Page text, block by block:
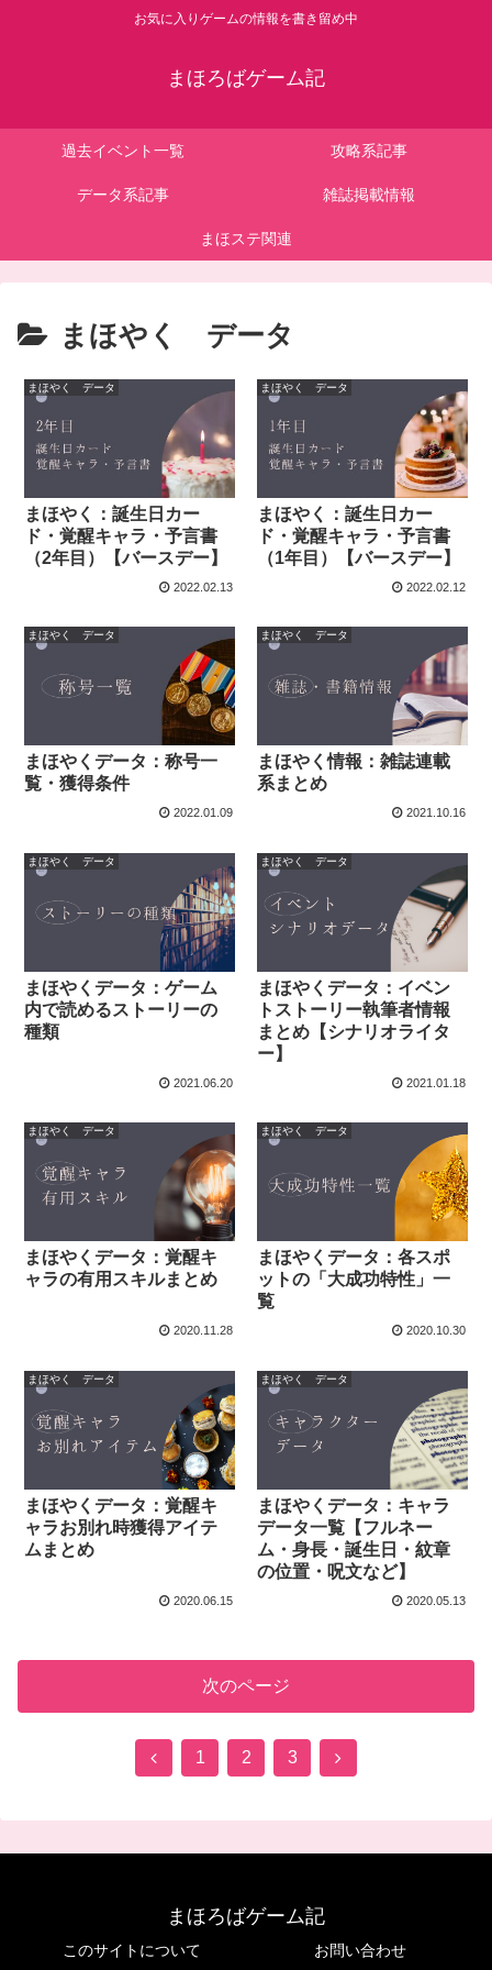
お気に入りゲームの情報を書き留め中
まほろばゲーム記
過去イベント一覧 攻略系記事
データ系記事 雑誌掲載情報
まほステ関連
まほやく データ
まほやく データ
まほやく：誕生日カー
ド・覚醒キャラ・予言書
（2年目）【バースデー】
2022.02.13
まほやく データ
まほやく：誕生日カー
ド・覚醒キャラ・予言書
（1年目）【バースデー】
2022.02.12
まほやく データ
まほやくデータ：称号一
覧・獲得条件
2022.01.09
まほやく データ
まほやく情報：雑誌連載
系まとめ
2021.10.16
まほやく データ
まほやくデータ：ゲーム
内で読めるストーリーの
種類
2021.06.20
まほやく データ
まほやくデータ：イベン
トストーリー執筆者情報
まとめ【シナリオライタ
ー】
2021.01.18
まほやく データ
まほやくデータ：覚醒キ
ャラの有用スキルまとめ
2020.11.28
まほやく データ
まほやくデータ：各スポ
ットの「大成功特性」一
覧
2020.10.30
まほやく データ
まほやくデータ：覚醒キ
ャラお別れ時獲得アイテ
ムまとめ
2020.06.15
まほやく データ
まほやくデータ：キャラ
データ一覧【フルネー
ム・身長・誕生日・紋章
の位置・呪文など】
2020.05.13
次のページ
1 2 3
まほろばゲーム記
このサイトについて お問い合わせ